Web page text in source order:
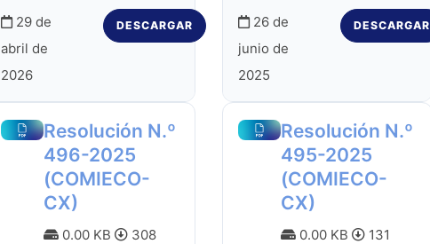
29 de
abril de
2026
DESCARGAR
26 de
junio de
2025
DESCARGAR
Resolución N.º
496-2025
(COMIECO-
CX)
0.00 KB
308
Resolución N.º
495-2025
(COMIECO-
CX)
0.00 KB
131